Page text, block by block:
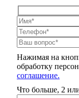
Нажимая на
обработку
соглашение.
Что больше, 2